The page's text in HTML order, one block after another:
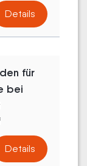
Details
für
bei
Details